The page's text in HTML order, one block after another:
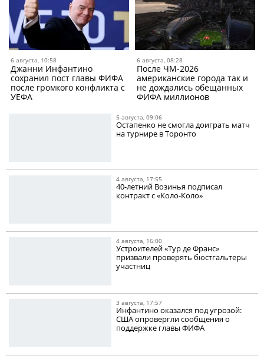
6 августа, 10:58
Джанни Инфантино
сохранил пост главы ФИФА
после громкого конфликта с
УЕФА
6 августа, 08:28
После ЧМ-2026
американские города так и
не дождались обещанных
ФИФА миллионов
5 августа, 09:06
Остапенко не смогла доиграть матч
на турнире в Торонто
4 августа, 17:55
40-летний Возинья подписал
контракт с «Коло-Коло»
4 августа, 16:00
Устроителей «Тур де Франс»
призвали проверять бюстгальтеры
участниц
3 августа, 17:57
Инфантино оказался под угрозой:
США опровергли сообщения о
поддержке главы ФИФА